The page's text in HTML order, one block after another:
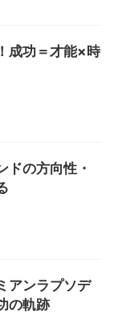
成功＝才能×時
ドの方向性・
アンラプソデ
の軌跡